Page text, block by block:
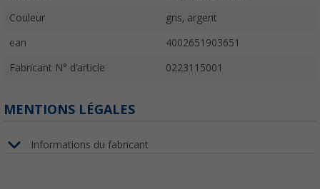
Couleur gris, argent
ean 4002651903651
Fabricant N° d'article 0223115001
MENTIONS LÉGALES
Informations du fabricant